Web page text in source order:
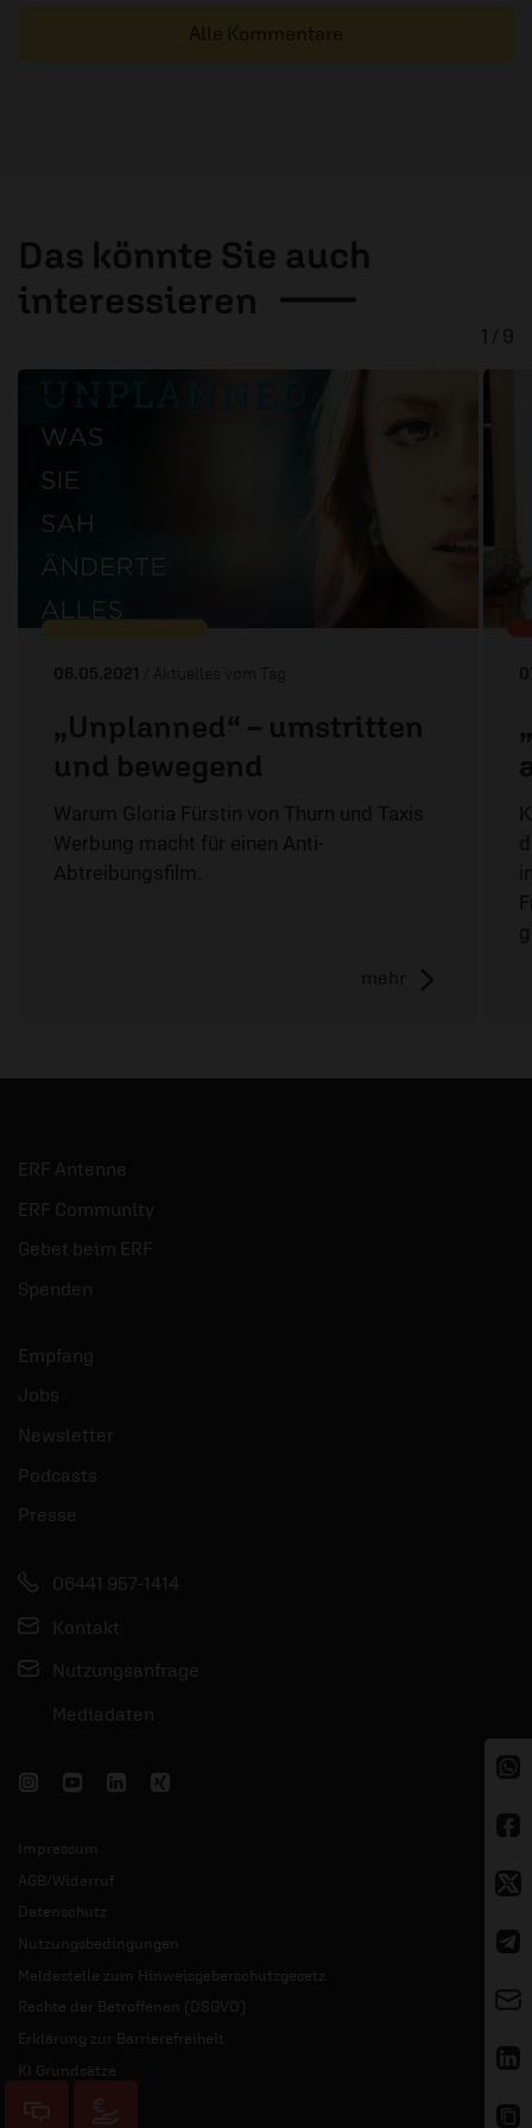
Alle Kommentare
Das könnte Sie auch
interessieren
06.05.2021 / Aktuelles vom Tag
„Unplanned“ – umstritten
und bewegend
Warum Gloria Fürstin von Thurn und Taxis
Werbung macht für einen Anti-
Abtreibungsfilm.
mehr
1 / 9
ERF Antenne
ERF Community
Gebet beim ERF
Spenden
Empfang
Jobs
Newsletter
Podcasts
Presse
06441 957-1414
Kontakt
Nutzungsanfrage
Mediadaten
Impressum
AGB/Widerruf
Datenschutz
Nutzungsbedingungen
Meldestelle zum Hinweisgeberschutzgesetz
Rechte der Betroffenen (DSGVO)
Erklärung zur Barrierefreiheit
KI Grundsätze